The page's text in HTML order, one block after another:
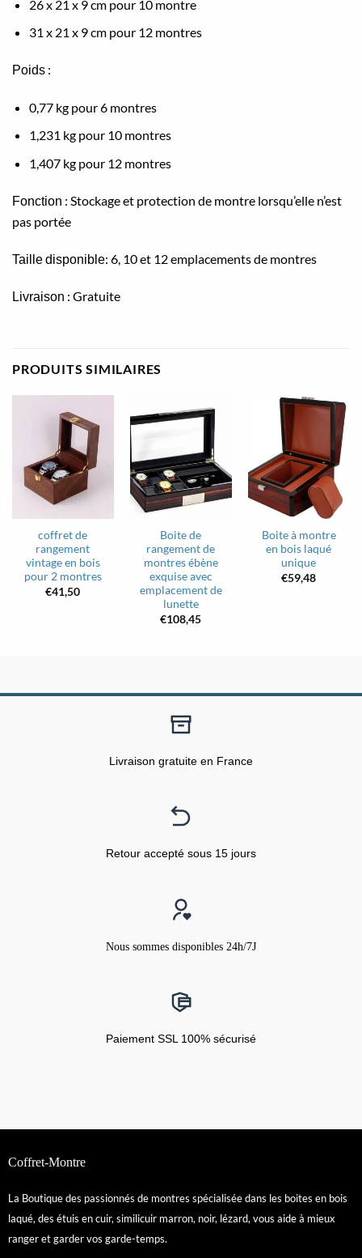
26 x 21 x 9 cm pour 10 montre
31 x 21 x 9 cm pour 12 montres
Poids :
0,77 kg pour 6 montres
1,231 kg pour 10 montres
1,407 kg pour 12 montres
Fonction : Stockage et protection de montre lorsqu’elle n’est
pas portée
Tailledisponible: 6, 10 et 12 emplacements de montres
Livraison : Gratuite
PRODUITS SIMILAIRES
coffret de
rangement
vintage en bois
pour 2 montres
€41,50
Boite de
rangement de
montres ébène
exquise avec
emplacement de
lunette
€108,45
Boite à montre
en bois laqué
unique
€59,48
Livraison gratuite en France
Retour accepté sous 15 jours
Nous sommes disponibles 24h/7J
Paiement SSL 100% sécurisé
Coffret-Montre
La Boutique des passionnés de montres spécialisée dans les boites en bois
laqué, des étuis en cuir, similicuir marron, noir, lézard, vous aide à mieux
ranger et garder vos garde-temps.